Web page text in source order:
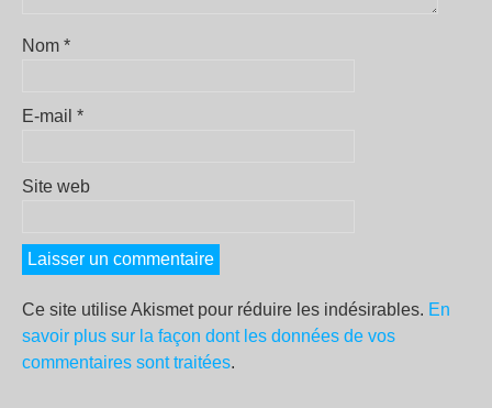
Nom *
E-mail *
Site web
Ce site utilise Akismet pour réduire les indésirables. En
savoir plus sur la façon dont les données de vos
commentaires sont traitées.